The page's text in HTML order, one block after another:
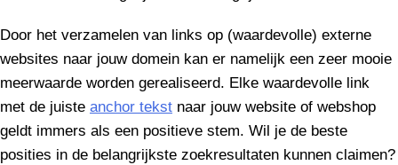
Door het verzamelen van links op (waardevolle) externe
websites naar jouw domein kan er namelijk een zeer mooie
meerwaarde worden gerealiseerd. Elke waardevolle link
met de juiste anchor tekst naar jouw website of webshop
geldt immers als een positieve stem. Wil je de beste
posities in de belangrijkste zoekresultaten kunnen claimen?